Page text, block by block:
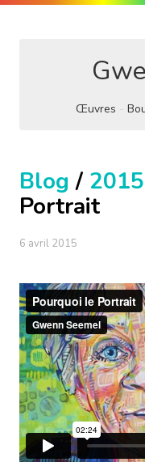
Œuvres
Blog / 2015
Portrait
6 avril 2015